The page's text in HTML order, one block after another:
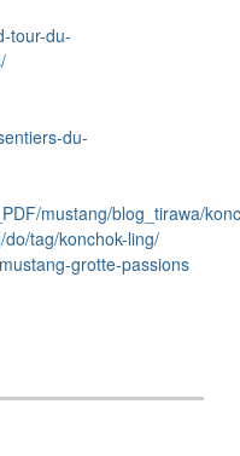
tour-du-
du-
mustang/blog_tirawa/
tag/konchok-ling/
grotte-passions